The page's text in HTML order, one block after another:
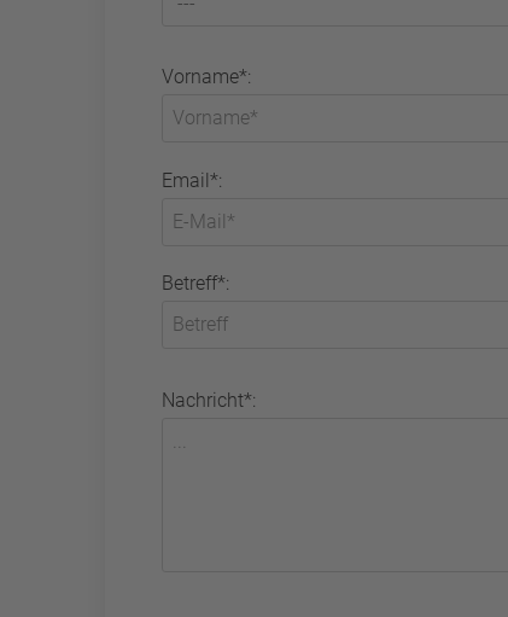
Vorname*:
Email*:
Betreff*:
Nachricht*: